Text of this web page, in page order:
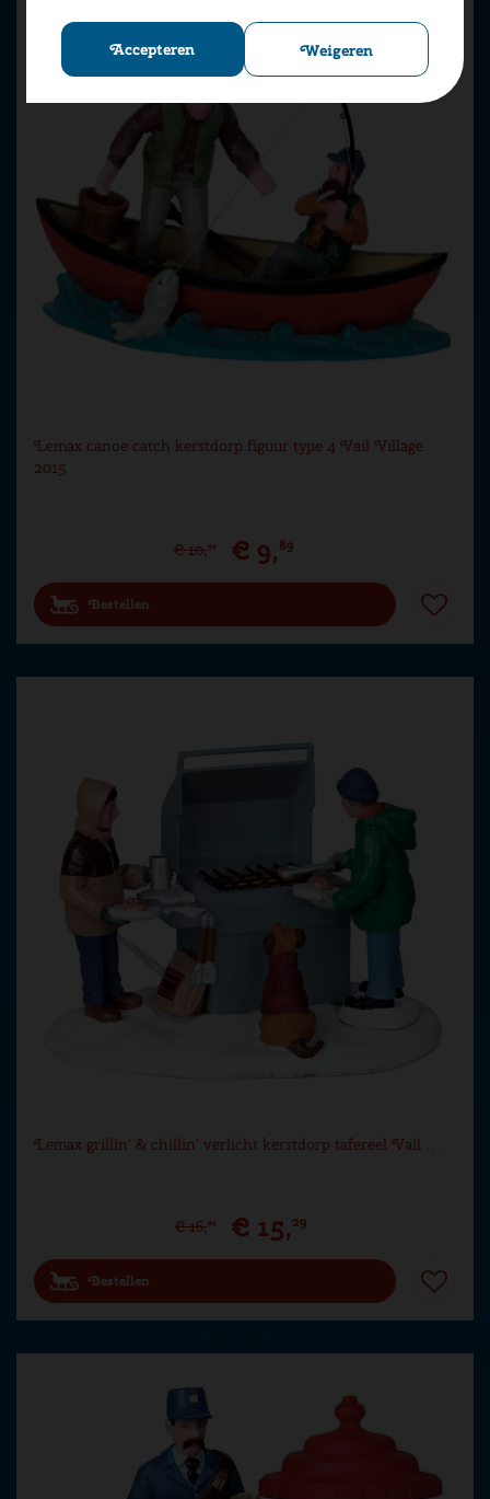
Accepteren Weigeren
Lemax canoe catch kerstdorp figuur type 4 Vail Village
2015
€ 10,99 € 9,89
Bestellen
Lemax grillin' & chillin' verlicht kerstdorp tafereel Vail …
€ 16,99 € 15,29
Bestellen